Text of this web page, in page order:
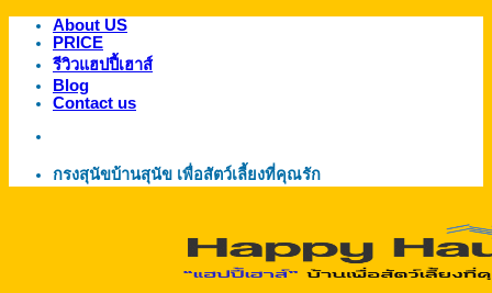
ข้าม
เนื้อหา
About US
PRICE
รีวิวแฮปปี้เฮาส์
Blog
Contact us
กรงสุนัขบ้านสุนัข เพื่อสัตว์เลี้ยงที่คุณรัก